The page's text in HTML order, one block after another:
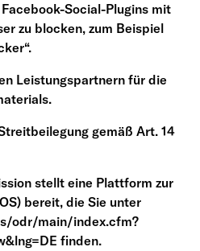
Social-Plugins mit
zu blocken, zum Beispiel
Leistungspartnern für die
gemäß Art. 14
stellt eine Plattform zur
bereit, die Sie unter
odr/main/index.cfm?
finden.